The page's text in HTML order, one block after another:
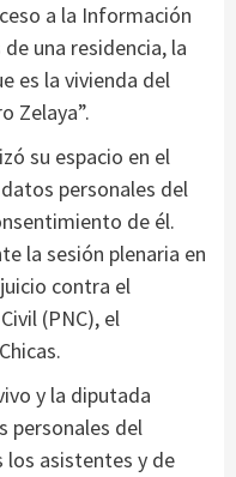
a la Información
una residencia, la
es la vivienda del
Zelaya”.
su espacio en el
personales del
de él.
la sesión plenaria en
contra el
(PNC), el
y la diputada
personales del
asistentes y de